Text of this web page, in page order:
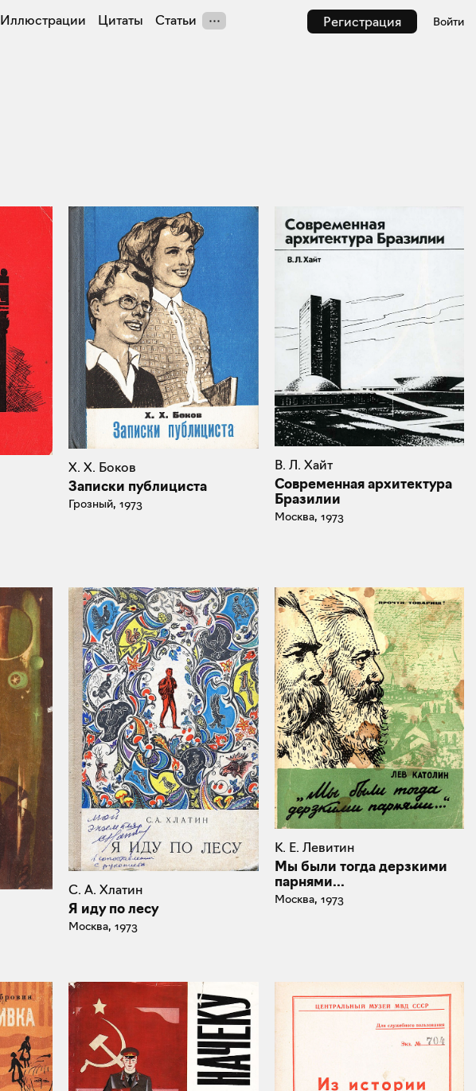
Регистрация Войти
Иллюстрации Цитаты Статьи
Х. Х. Боков
Записки публициста
Грозный, 1973
В. Л. Хайт
Современная архитектура
Бразилии
Москва, 1973
С. А. Хлатин
Я иду по лесу
Москва, 1973
К. Е. Левитин
Мы были тогда дерзкими
парнями...
Москва, 1973